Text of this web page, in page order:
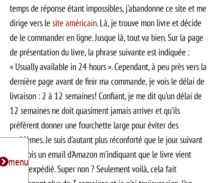
subnavigation
menu
temps de réponse étant impossibles, j'abandonne ce site et me
dirige vers le site américain. Là, je trouve mon livre et décide
de le commander en ligne. Jusque là, tout va bien. Sur la page
de présentation du livre, la phrase suivante est indiquée :
« Usually available in 24 hours ». Cependant, à peu près vers la
dernière page avant de finir ma commande, je vois le délai de
livraison : 2 à 12 semaines! Confiant, je me dit qu'un délai de
12 semaines ne doit quasiment jamais arriver et qu'ils
préfèrent donner une fourchette large pour éviter des
problèmes. Je suis d'autant plus réconforté que le jour suivant
je reçois un email d'Amazon m'indiquant que le livre vient
d'être expédié. Super non ? Seulement voilà, cela fait